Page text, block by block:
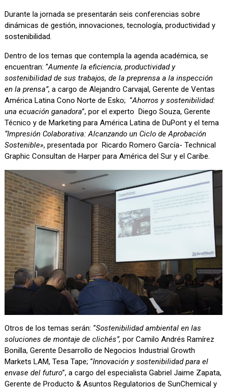
Durante la jornada se presentarán seis conferencias sobre
dinámicas de gestión, innovaciones, tecnología, productividad y
sostenibilidad.
Dentro de los temas que contempla la agenda académica, se
encuentran: “Aumente la eficiencia, productividad y
sostenibilidad de sus trabajos, de la preprensa a la inspección
en la prensa”, a cargo de Alejandro Carvajal, Gerente de Ventas
América Latina Cono Norte de Esko; “Ahorros y sostenibilidad:
una ecuación ganadora”, por el experto Diego Souza, Gerente
Técnico y de Marketing para América Latina de DuPont y el tema
“Impresión Colaborativa: Alcanzando un Ciclo de Aprobación
Sostenible», presentada por Ricardo Romero García- Technical
Graphic Consultan de Harper para América del Sur y el Caribe.
Otros de los temas serán: “Sostenibilidad ambiental en las
soluciones de montaje de clichés”, por Camilo Andrés Ramírez
Bonilla, Gerente Desarrollo de Negocios Industrial Growth
Markets LAM, Tesa Tape; “Innovación y sostenibilidad para el
envase del futuro”, a cargo del especialista Gabriel Jaime Zapata,
Gerente de Producto & Asuntos Regulatorios de SunChemical y